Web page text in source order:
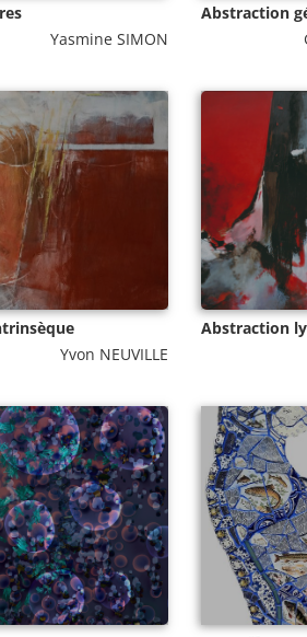
Yasmine SIMON
Abstraction
Yvon NEUVILLE
Abstraction